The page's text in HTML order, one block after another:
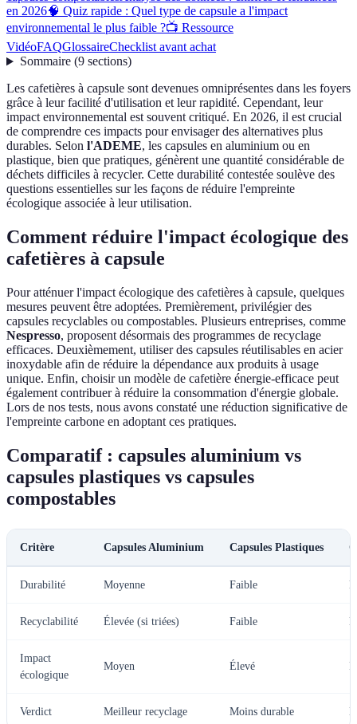
en 2026🧠 Quiz rapide : Quel type de capsule a l'impact
environnemental le plus faible ?📺 Ressource
VidéoFAQGlossaireChecklist avant achat
Sommaire(9 sections)
Les cafetières à capsule sont devenues omniprésentes dans les foyers
grâce à leur facilité d'utilisation et leur rapidité. Cependant, leur
impact environnemental est souvent critiqué. En 2026, il est crucial
de comprendre ces impacts pour envisager des alternatives plus
durables. Selon l'ADEME, les capsules en aluminium ou en
plastique, bien que pratiques, génèrent une quantité considérable de
déchets difficiles à recycler. Cette durabilité contestée soulève des
questions essentielles sur les façons de réduire l'empreinte
écologique associée à leur utilisation.
Comment réduire l'impact écologique des
cafetières à capsule
Pour atténuer l'impact écologique des cafetières à capsule, quelques
mesures peuvent être adoptées. Premièrement, privilégier des
capsules recyclables ou compostables. Plusieurs entreprises, comme
Nespresso, proposent désormais des programmes de recyclage
efficaces. Deuxièmement, utiliser des capsules réutilisables en acier
inoxydable afin de réduire la dépendance aux produits à usage
unique. Enfin, choisir un modèle de cafetière énergie-efficace peut
également contribuer à réduire la consommation d'énergie globale.
Lors de nos tests, nous avons constaté une réduction significative de
l'empreinte carbone en adoptant ces pratiques.
Comparatif : capsules aluminium vs
capsules plastiques vs capsules
compostables
Critère Capsules Aluminium Capsules Plastiques
Durabilité Moyenne Faible
Recyclabilité Élevée (si triées) Faible
Impact
écologique
Moyen Élevé
Verdict Meilleur recyclage Moins durable